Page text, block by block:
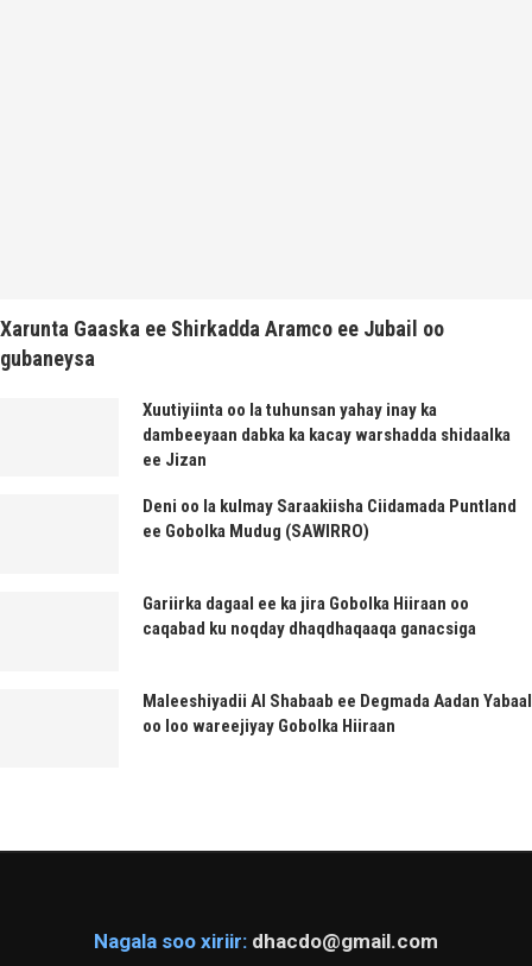
Xarunta Gaaska ee Shirkadda Aramco ee Jubail oo
gubaneysa
Xuutiyiinta oo la tuhunsan yahay inay ka
dambeeyaan dabka ka kacay warshadda shidaalka
ee Jizan
Deni oo la kulmay Saraakiisha Ciidamada Puntland
ee Gobolka Mudug (SAWIRRO)
Gariirka dagaal ee ka jira Gobolka Hiiraan oo
caqabad ku noqday dhaqdhaqaaqa ganacsiga
Maleeshiyadii Al Shabaab ee Degmada Aadan Yabaal
oo loo wareejiyay Gobolka Hiiraan
Nagala soo xiriir: dhacdo@gmail.com